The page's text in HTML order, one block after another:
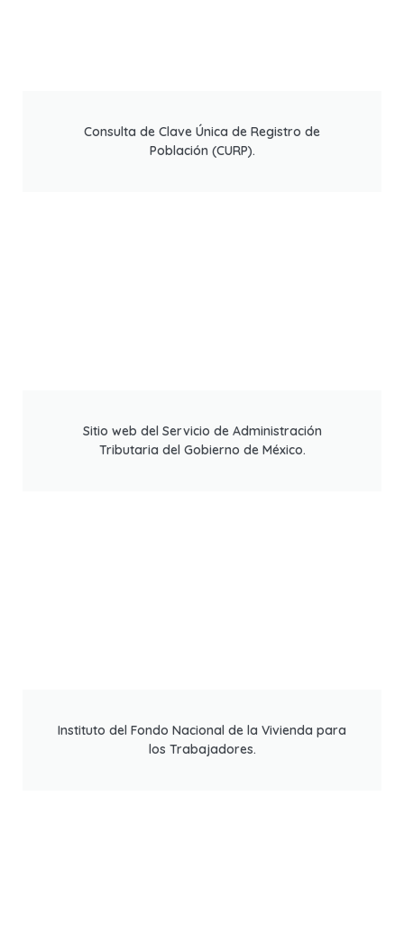
Consulta de Clave Única de Registro de
Población (CURP).
Sitio web del Servicio de Administración
Tributaria del Gobierno de México.
Instituto del Fondo Nacional de la Vivienda para
los Trabajadores.